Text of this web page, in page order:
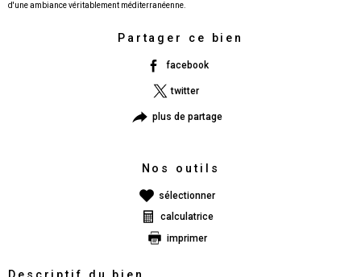
Partager ce bien
facebook
twitter
plus de partage
Nos outils
sélectionner
calculatrice
imprimer